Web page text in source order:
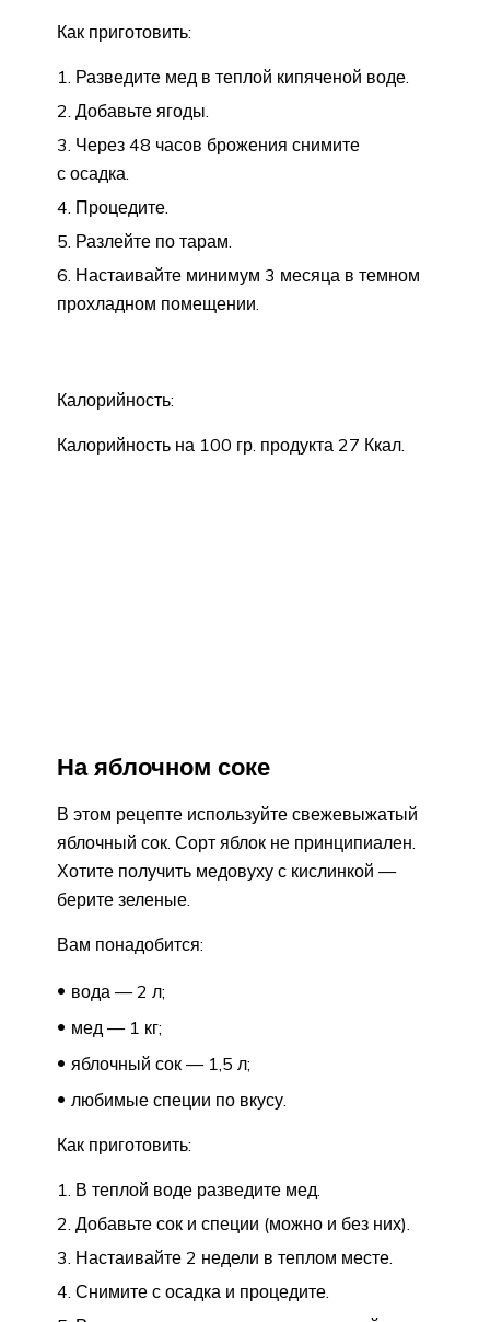
Как приготовить:
Разведите мед в теплой кипяченой воде.
Добавьте ягоды.
Через 48 часов брожения снимите
с осадка.
Процедите.
Разлейте по тарам.
Настаивайте минимум 3 месяца в темном
прохладном помещении.
Калорийность:
Калорийность на 100 гр. продукта 27 Ккал.
На яблочном соке
В этом рецепте используйте свежевыжатый
яблочный сок. Сорт яблок не принципиален.
Хотите получить медовуху с кислинкой —
берите зеленые.
Вам понадобится:
вода — 2 л;
мед — 1 кг;
яблочный сок — 1,5 л;
любимые специи по вкусу.
Как приготовить:
В теплой воде разведите мед.
Добавьте сок и специи (можно и без них).
Настаивайте 2 недели в теплом месте.
Снимите с осадка и процедите.